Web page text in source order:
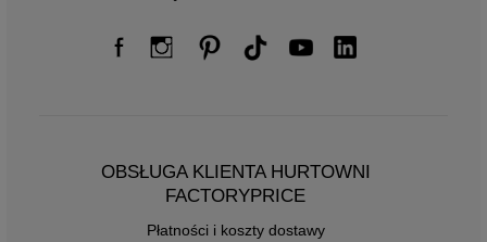
OBSŁUGA KLIENTA HURTOWNI
FACTORYPRICE
Płatności i koszty dostawy